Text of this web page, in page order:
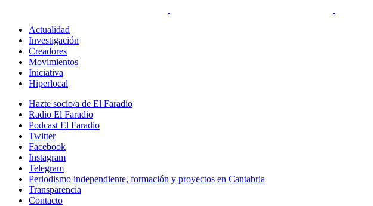
Actualidad
Investigación
Creadores
Movimientos
Iniciativa
Hiperlocal
Hazte socio/a de El Faradio
Radio El Faradio
Podcast El Faradio
Twitter
Facebook
Instagram
Telegram
Periodismo independiente, formación y proyectos en Cantabria
Transparencia
Contacto